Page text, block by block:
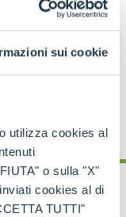
sui cookie
utilizza cookies al
o sulla "X"
cookies al di
TUTTI"
.